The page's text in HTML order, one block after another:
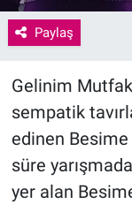
Paylaş
Gelinim
sempatik
edinen Besime
süre
yer alan